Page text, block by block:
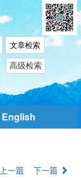
English
上一篇 下一篇